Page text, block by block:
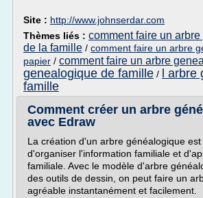
Site : http://www.johnserdar.com
Thèmes liés : comment faire un
de la famille / comment faire un arbre
papier / comment faire un arbre
genealogique de famille /
l
famille
Comment créer un arbre
avec Edraw
La création d'un arbre généalogique
d'organiser l'information familiale et
familiale. Avec le modèle d'arbre
des outils de dessin, on peut faire un
agréable instantanément et facilement.